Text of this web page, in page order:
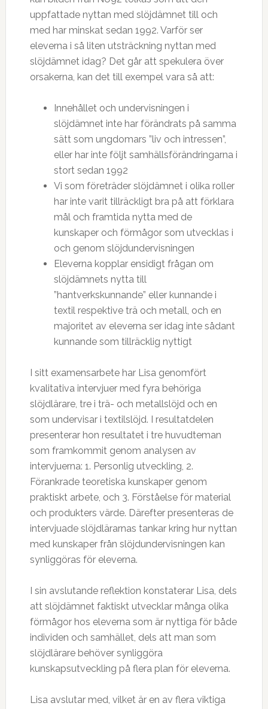
uppfattade nyttan med slöjdämnet till och
med har minskat sedan 1992. Varför ser
eleverna i så liten utsträckning nyttan med
slöjdämnet idag? Det går att spekulera över
orsakerna, kan det till exempel vara så att:
Innehållet och undervisningen i
slöjdämnet inte har förändrats på samma
sätt som ungdomars ”liv och intressen”,
eller har inte följt samhällsförändringarna i
stort sedan 1992
Vi som företräder slöjdämnet i olika roller
har inte varit tillräckligt bra på att förklara
mål och framtida nytta med de
kunskaper och förmågor som utvecklas i
och genom slöjdundervisningen
Eleverna kopplar ensidigt frågan om
slöjdämnets nytta till
”hantverkskunnande” eller kunnande i
textil respektive trä och metall, och en
majoritet av eleverna ser idag inte sådant
kunnande som tillräcklig nyttigt
I sitt examensarbete har Lisa genomfört
kvalitativa intervjuer med fyra behöriga
slöjdlärare, tre i trä- och metallslöjd och en
som undervisar i textilslöjd. I resultatdelen
presenterar hon resultatet i tre huvudteman
som framkommit genom analysen av
intervjuerna: 1. Personlig utveckling, 2.
Förankrade teoretiska kunskaper genom
praktiskt arbete, och 3. Förståelse för material
och produkters värde. Därefter presenteras de
intervjuade slöjdlärarnas tankar kring hur nyttan
med kunskaper från slöjdundervisningen kan
synliggöras för eleverna.
I sin avslutande reflektion konstaterar Lisa, dels
att slöjdämnet faktiskt utvecklar många olika
förmågor hos eleverna som är nyttiga för både
individen och samhället, dels att man som
slöjdlärare behöver synliggöra
kunskapsutveckling på flera plan för eleverna.
Lisa avslutar med, vilket är en av flera viktiga